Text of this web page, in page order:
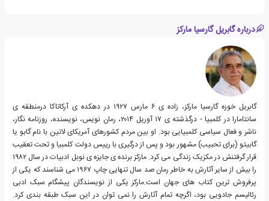
درباره گابریل گارسیا مارکز
گابریل خوزه گارسیا مارکز، زاده ی ۶ مارس ۱۹۲۷ در دهکده ی آرکاتاکا درمنطقه ی
سانتامارا در کلمبیا - درگذشته ی ۱۷ آوریل ۲۰۱۴، رمان نویس، نویسنده، روزنامه نگار،
ناشر و فعال سیاسی کلمبیایی بود. او بین مردم کشورهای آمریکای لاتین با نام گابو یا
گابیتو (برای تحبیب) مشهور بود و پس از درگیری با رییس دولت کلمبیا و تحت تعقیب
قرار گرفتنش در مکزیک زندگی می کرد. مارکز برنده ی جایزه ی نوبل ادبیات در سال ۱۹۸۲
را بیش از سایر آثارش به خاطر رمان صد سال تنهایی چاپ ۱۹۶۷ می شناسند که یکی از
پرفروش ترین کتاب های جهان است.مارکز یکی از نویسندگان پیشگام سبک ادبی
رئالیسم جادویی بود، اگرچه تمام آثارش را نمی توان در این سبک طبقه بندی کرد.